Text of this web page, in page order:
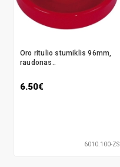
Oro ritulio stumiklis 96mm,
raudonas..
6.50€
6010.100-ZS